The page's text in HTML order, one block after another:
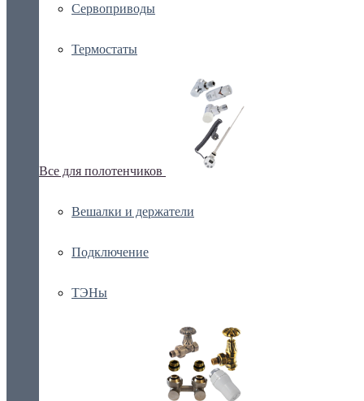
Сервоприводы
Термостаты
Все для полотенчиков
Вешалки и держатели
Подключение
ТЭНы